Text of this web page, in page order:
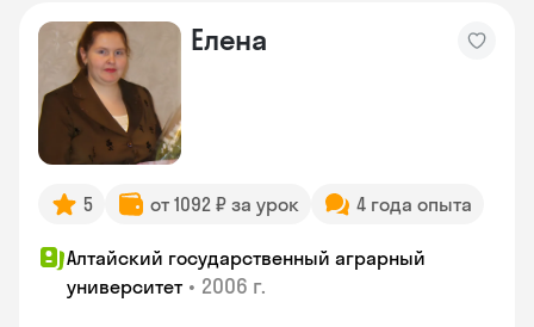
Елена
5 от 1092 ₽ за урок 4 года опыта
Алтайский государственный аграрный
университет • 2006 г.